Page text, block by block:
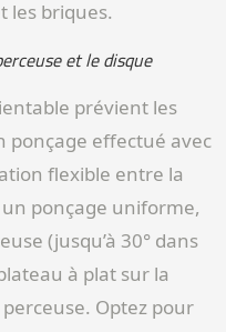
les briques.
et le disque
prévient les
ponçage effectué avec
flexible entre la
ponçage uniforme,
(jusqu’à 30° dans
à plat sur la
Optez pour